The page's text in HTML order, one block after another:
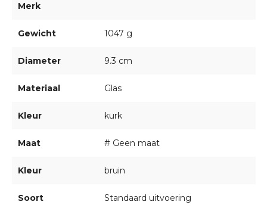
Merk
Gewicht 1047 g
Diameter 9.3 cm
Materiaal Glas
Kleur kurk
Maat # Geen maat
Kleur bruin
Soort Standaard uitvoering